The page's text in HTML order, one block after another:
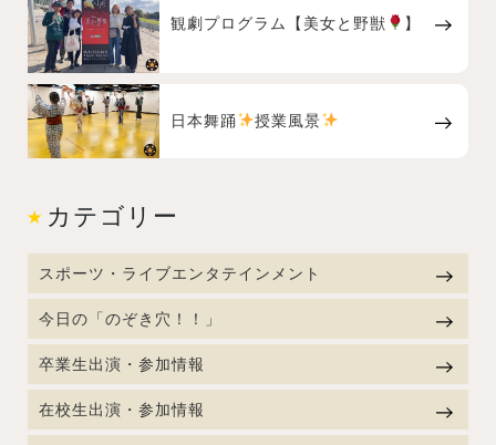
観劇プログラム【美女と野獣 】
日本舞踊 授業風景
カテゴリー
スポーツ・ライブエンタテインメント
今日の「のぞき穴！！」
卒業生出演・参加情報
在校生出演・参加情報